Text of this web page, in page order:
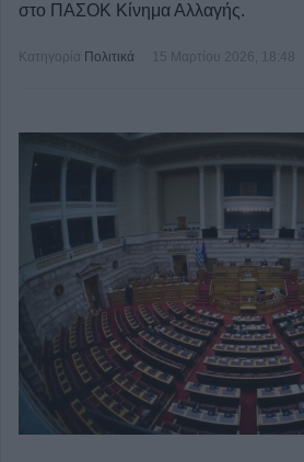
στο ΠΑΣΟΚ Κίνημα Αλλαγής.
Κατηγορία Πολιτικά 15 Μαρτίου 2026, 18:48